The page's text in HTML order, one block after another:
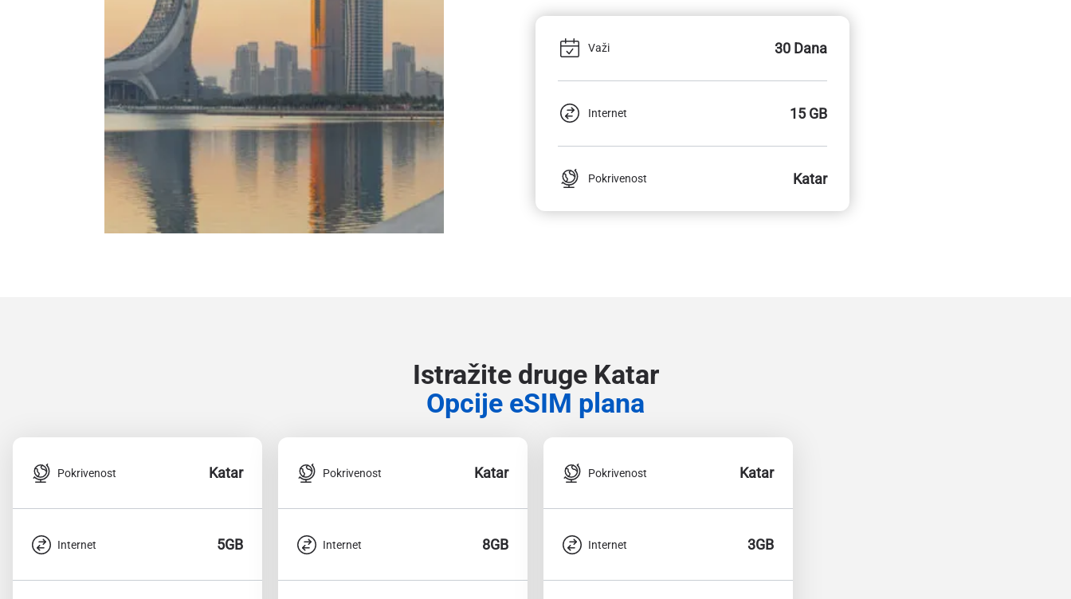
Važi 30 Dana
Internet 15 GB
Pokrivenost Katar
Istražite druge Katar
Opcije eSIM plana
Pokrivenost Katar
Internet 5GB
Pokrivenost Katar
Internet 8GB
Pokrivenost Katar
Internet 3GB